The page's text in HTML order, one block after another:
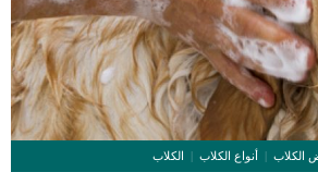
الكلاب أنواع الكلاب الكلاب